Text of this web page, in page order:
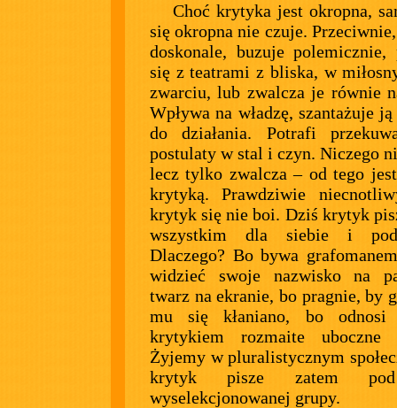
Choć krytyka jest okropna,
się okropna nie czuje.
doskonale, buzuje polemicznie,
się z teatrami z bliska, w
zwarciu, lub zwalcza je równie
Wpływa na władzę, szantażuje
do działania. Potrafi
postulaty w stal i czyn. Niczego
lecz tylko zwalcza – od tego
krytyką. Prawdziwie
krytyk się nie boi. Dziś krytyk
wszystkim dla siebie i
Dlaczego? Bo bywa
widzieć swoje nazwisko na
twarz na ekranie, bo pragnie, by
mu się kłaniano, bo
krytykiem rozmaite uboczne
Żyjemy w pluralistycznym
krytyk pisze zatem
wyselekcjonowanej grupy.